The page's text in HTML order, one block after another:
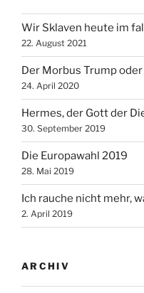
Wir Sklaven heute im
22. August 2021
Der Morbus Trump
24. April 2020
Hermes, der Gott der
30. September 2019
Die Europawahl 2019
28. Mai 2019
Ich rauche nicht mehr,
2. April 2019
ARCHIV